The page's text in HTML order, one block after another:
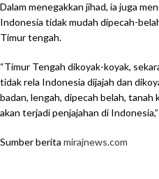
Dalam menegakkan jihad, ia juga
Indonesia tidak mudah dipecah-
Timur tengah.
“Timur Tengah dikoyak-koyak,
tidak rela Indonesia dijajah dan
badan, lengah, dipecah belah, tanah
akan terjadi penjajahan di
Sumber berita mirajnews.com